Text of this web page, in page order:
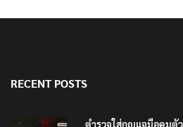
RECENT POSTS